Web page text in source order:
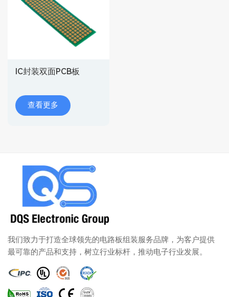
IC封装双面PCB板
查看更多
我们致力于打造全球领先的电路板组装服务品牌，为客户提供
最可靠的产品和支持，树立行业标杆，推动电子行业发展。